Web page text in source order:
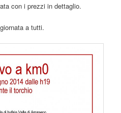
con i prezzi in dettaglio.
a tutti.